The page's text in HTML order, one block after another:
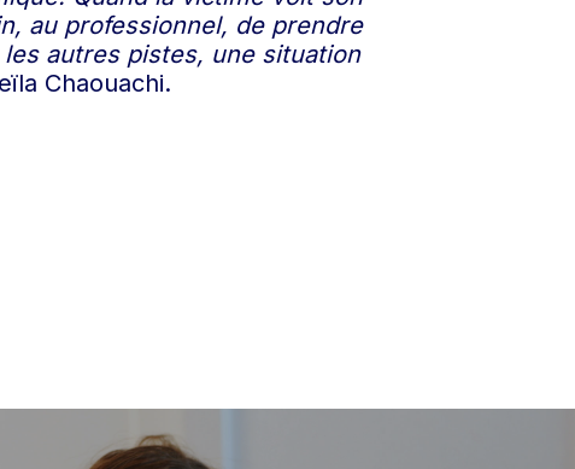
au professionnel, de prendre
autres pistes, une situation
Chaouachi.